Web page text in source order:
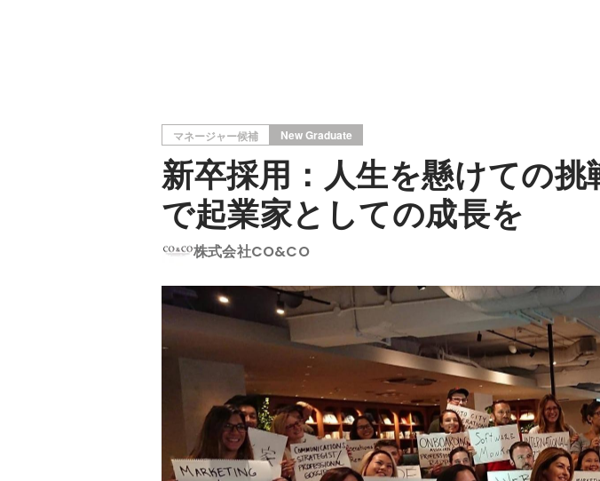
マネージャー候補 New Graduate
新卒採用：人生を懸けての
で起業家としての成長を
株式会社CO&CO